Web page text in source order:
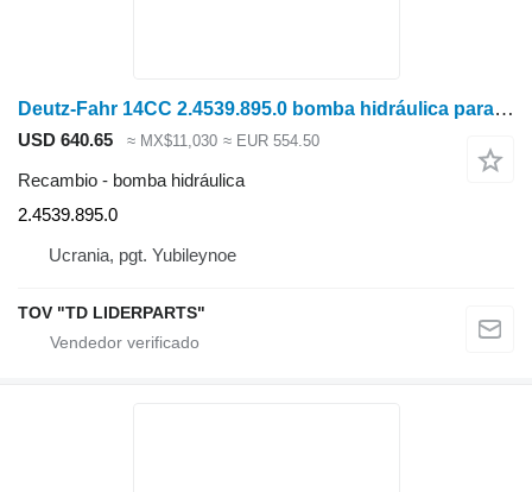
Deutz-Fahr 14CC 2.4539.895.0 bomba hidráulica para Deutz-Fahr C7206 cosechadora de cereales
USD 640.65 ≈ MX$11,030 ≈ EUR 554.50
Recambio - bomba hidráulica
2.4539.895.0
Ucrania, pgt. Yubileynoe
TOV "TD LIDERPARTS"